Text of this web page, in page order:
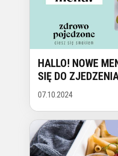
HALLO! NOWE
SIĘ DO
07.10.2024